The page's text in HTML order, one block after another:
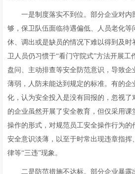
一是制度落实不到位。部分企业对内
够，保卫队伍面临待遇偏低、人员老化等
休、调出或是缺员的情况下难以得到及
卫人员仍习惯于“看门守院式”方法开展工
盘问、主动排查等安全防范意识，导致企
薄弱，人防未能达到规定的标准。有的企
化，认为安全投入是没有回报的，忽视
的企业虽然开展了安全教育，但仅采用
操作的形式，对规范员工安全操作行为的
安全意识淡薄，以至于时常出现违章指
律等“三违”现象。
二是防范措施不达标。部分企业暴露